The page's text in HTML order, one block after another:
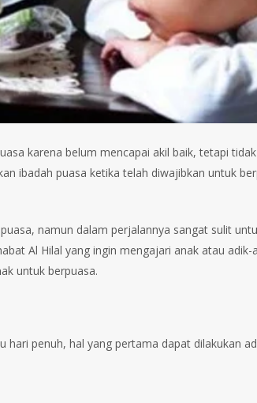
karena belum mencapai akil baik, tetapi
ibadah puasa ketika telah diwajibkan untuk
namun dalam perjalannya sangat sulit
Al Hilal yang ingin mengajari anak atau adik-
untuk berpuasa.
penuh, hal yang pertama dapat dilakukan